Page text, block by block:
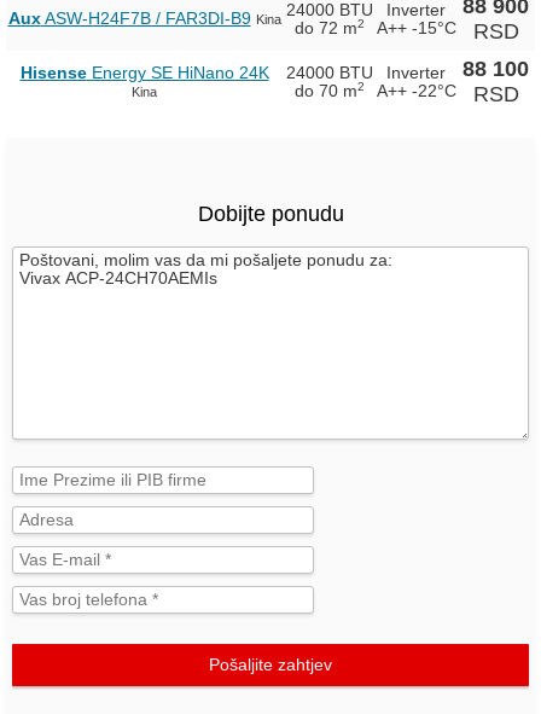
AuxASW-H24F7B / FAR3DI-B9 Kina 24000 BTU
do 72 m2
Inverter
A++ -15°C
88 900
RSD
HisenseEnergy SE HiNano 24K
Kina
24000 BTU
do 70 m2
Inverter
A++ -22°C
88 100
RSD
Dobijte ponudu
Pošaljite zahtjev